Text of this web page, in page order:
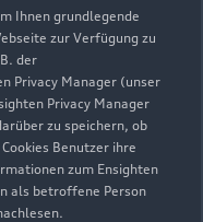
Ihnen grundlegende
zur Verfügung zu
der
Privacy Manager (unser
Privacy Manager
zu speichern, ob
Benutzer ihre
zum Ensighten
als betroffene Person